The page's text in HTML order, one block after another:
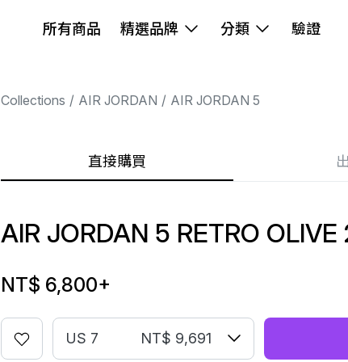
所有商品 精選品牌 分類 驗證
Collections AIR JORDAN AIR JORDAN 5
直接購買
AIR JORDAN 5 RETRO
NT$ 6,800+
US 7 NT$ 9,691